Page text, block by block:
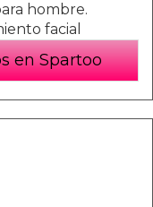
hombre.
facial
en Spartoo